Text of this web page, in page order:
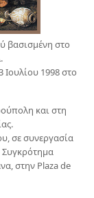
βασισμένη στο
1998 στο
και στη
σε συνεργασία
Συγκρότημα
στην Plaza de